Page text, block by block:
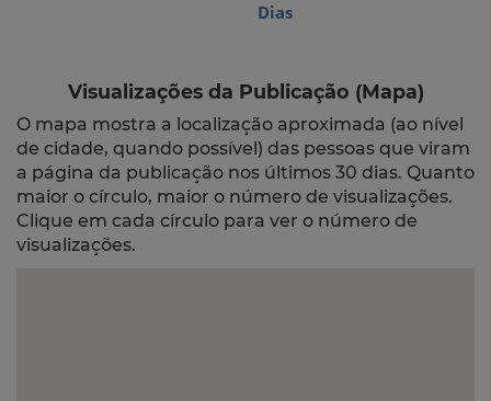
Dias
Visualizações da Publicação (Mapa)
O mapa mostra a localização aproximada (ao nível
de cidade, quando possível) das pessoas que viram
a página da publicação nos últimos 30 dias. Quanto
maior o círculo, maior o número de visualizações.
Clique em cada círculo para ver o número de
visualizações.